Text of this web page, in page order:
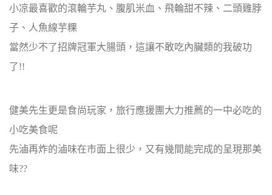
小凉最喜歡的滾輪芋丸、腹肌米血、飛輪甜不辣、二頭雞脖
子、人魚線芋粿
當然少不了招牌冠軍大腸頭，這讓不敢吃內臟類的我破功
了!!
健美先生更是食尚玩家，旅行應援團大力推薦的一中必吃的
小吃美食呢
先滷再炸的滷味在市面上很少，又有幾間能完成的呈現那美
味??